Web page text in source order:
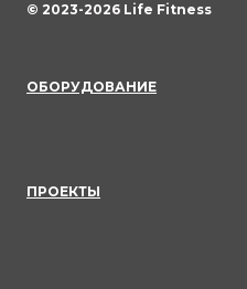
© 2023-2026 Life Fitness
ОБОРУДОВАНИЕ
ПРОЕКТЫ